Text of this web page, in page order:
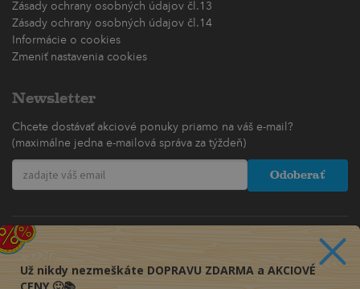
Zásady ochrany osobných údajov čl.13
Zásady ochrany osobných údajov čl.14
Informácie o cookies
Zmeniť nastavenia cookies
Newsletter
Chcete dostávať akciové ponuky priamo na váš e-mail?
(maximálne jedna e-mailová správa za týždeň)
Odoberať
Už nikdy nezmeškáte DOPRAVU ZDARMA a AKCIOVÉ